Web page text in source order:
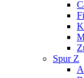
Spur Z